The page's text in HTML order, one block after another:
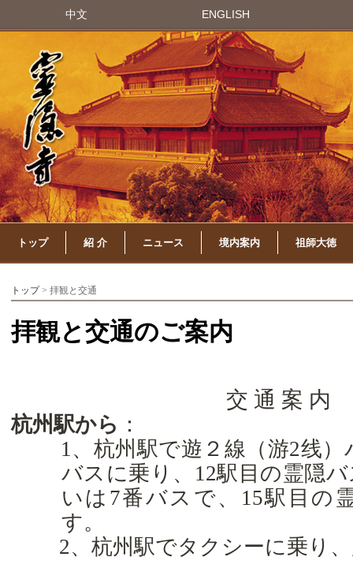
中文 ENGLISH
トップ 紹 介 ニュース 境内案内 祖師大徳
トップ> 拝観と交通
拝観と交通のご案内
交 通 案 内
杭州駅から ：
1、杭州駅で遊２線（游2线）
バスに乗り、 12駅目の霊隠
いは 7番バスで、 15駅目の
す。
2、杭州駅でタクシーに乗り